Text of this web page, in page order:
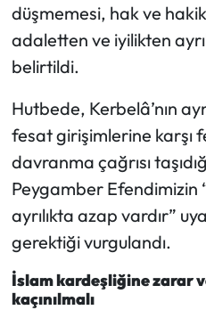
düşmemesi, hak ve
adaletten ve iyilikten
belirtildi.
Hutbede, Kerbelâ’nın
fesat girişimlerine karşı
davranma çağrısı
Peygamber Efendimizin
ayrılıkta azap vardır”
gerektiği vurgulandı.
İslam kardeşliğine zarar
kaçınılmalı